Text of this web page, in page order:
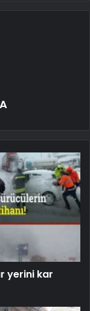
yerini kar